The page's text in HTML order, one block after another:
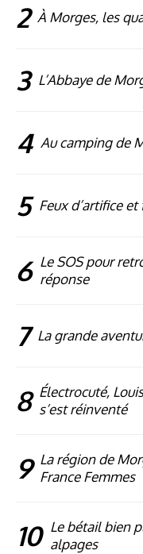
2 À Morges, les
3 L’Abbaye de
4 Au camping de
5 Feux d’artifice
6 Le SOS pour
réponse
7 La grande
8 Électrocuté,
s’est réinventé
9 La région de
France Femmes
10 Le bétail bien
alpages